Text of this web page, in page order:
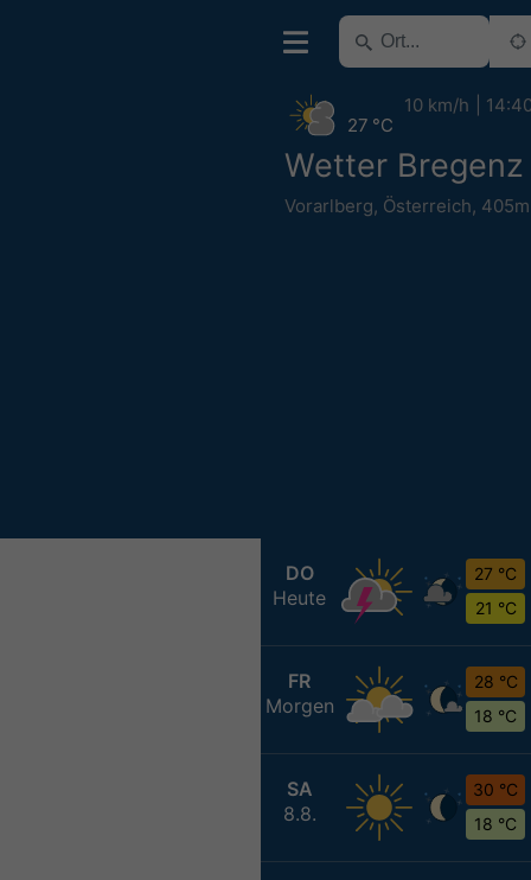
Wetter Bregenz
Vorarlberg, Österreich,
27 °C
10 km/h
DO
Heute
27 °C
21 °C
FR
Morgen
28 °C
18 °C
SA
8.8.
30 °C
18 °C